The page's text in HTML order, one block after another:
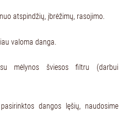
atspindžių, įbrėžimų, rasojimo.
valoma danga.
mėlynos šviesos filtru (darbui
dangos lęšių, naudosime